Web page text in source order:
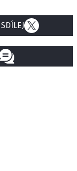
SDÍLEJ